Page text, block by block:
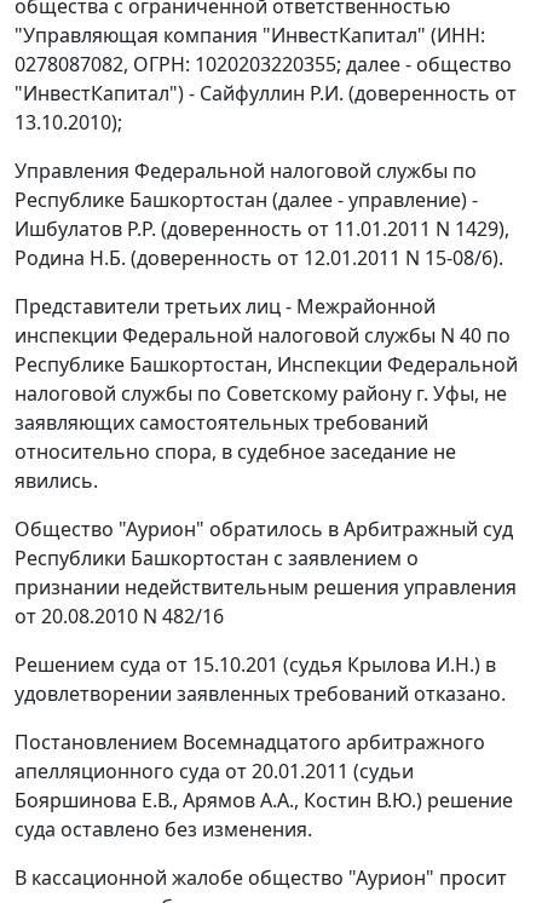
общества с ограниченной ответственностью
"Управляющая компания "ИнвестКапитал" (ИНН:
0278087082, ОГРН: 1020203220355; далее - общество
"ИнвестКапитал") - Сайфуллин Р.И. (доверенность от
13.10.2010);
Управления Федеральной налоговой службы по
Республике Башкортостан (далее - управление) -
Ишбулатов Р.Р. (доверенность от 11.01.2011 N 1429),
Родина Н.Б. (доверенность от 12.01.2011 N 15-08/6).
Представители третьих лиц - Межрайонной
инспекции Федеральной налоговой службы N 40 по
Республике Башкортостан, Инспекции Федеральной
налоговой службы по Советскому району г. Уфы, не
заявляющих самостоятельных требований
относительно спора, в судебное заседание не
явились.
Общество "Аурион" обратилось в Арбитражный суд
Республики Башкортостан с заявлением о
признании недействительным решения управления
от 20.08.2010 N 482/16
Решением суда от 15.10.201 (судья Крылова И.Н.) в
удовлетворении заявленных требований отказано.
Постановлением Восемнадцатого арбитражного
апелляционного суда от 20.01.2011 (судьи
Бояршинова Е.В., Арямов А.А., Костин В.Ю.) решение
суда оставлено без изменения.
В кассационной жалобе общество "Аурион" просит